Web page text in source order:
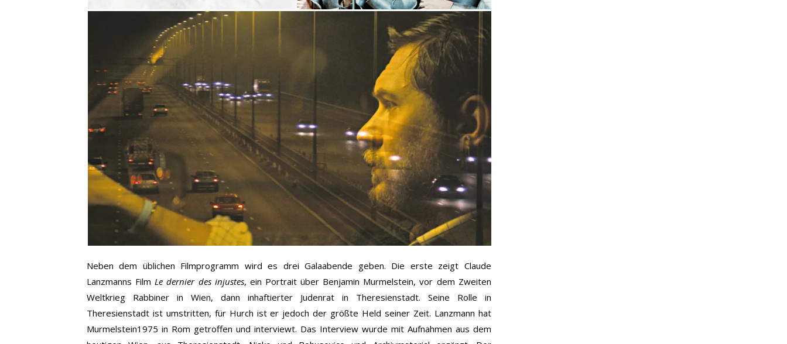
Neben dem üblichen Filmprogramm wird es drei Galaabende geben. Die erste zeigt Claude
Lanzmanns FilmLe dernier des injustes, ein Portrait über Benjamin Murmelstein, vor dem Zweiten
Weltkrieg Rabbiner in Wien, dann inhaftierter Judenrat in Theresienstadt. Seine Rolle in
Theresienstadt ist umstritten, für Hurch ist er jedoch der größte Held seiner Zeit. Lanzmann hat
Murmelstein1975 in Rom getroffen und interviewt. Das Interview wurde mit Aufnahmen aus dem